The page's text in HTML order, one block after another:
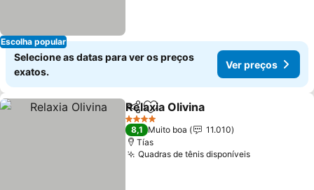
Escolha popular
Selecione as datas para ver os preços
exatos.
Ver preços
PartilharAdicionar aos favoritos
Relaxia Olivina
4 Estrelas
8,1 Muito boa
11.010
Tías
Quadras de tênis disponíveisVer preços